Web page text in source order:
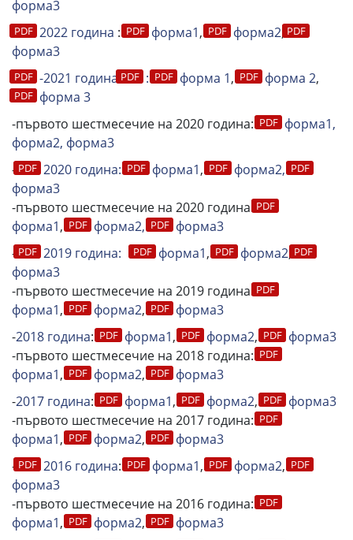
форма3
2022 година : форма1, форма2,
форма3
-2021 година
: форма 1, форма 2,
форма 3
-първото шестмесечие на 2020 година:
форма1,
форма2, форма3
-
2020 година: форма1,
формa2,
форма3
-първото шестмесечие на 2020 година:
форма1, формa2,
форма3
-
2019 година: форма1, форма2,
форма3
-първото шестмесечие на 2019 година:
форма1, формa2,
форма3
-2018 година: форма1, формa2,
форма3
-първото шестмесечие на 2018 година:
форма1, формa2,
форма3
-2017 година: форма1, формa2,
форма3
-първото шестмесечие на 2017 година:
форма1, формa2,
форма3
-
2016 година: форма1, формa2,
форма3
-първото шестмесечие на 2016 година:
форма1, формa2,
форма3